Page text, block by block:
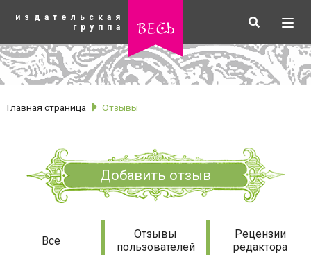
основному
издательская
группа
весь Искать
Главная страница Отзывы
Добавить отзыв
Отзывы
Все
Отзывы
пользователей
Рецензии
редактора